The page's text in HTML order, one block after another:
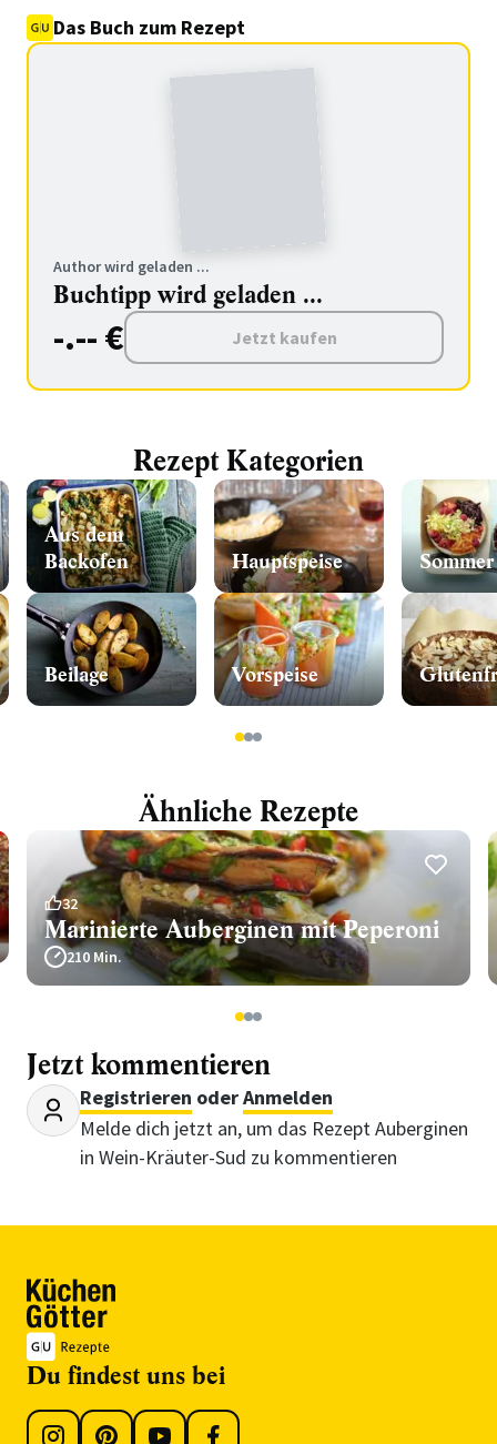
Das Buch zum Rezept
Author wird geladen ...
Buchtipp wird geladen ...
-.-- € Jetzt kaufen
Rezept Kategorien
Aus dem
Backofen
Beilage
Hauptspeise
Vorspeise
Sommer
123
Ähnliche Rezepte
32
Marinierte Auberginen mit Peperoni
210 Min.
123
Jetzt kommentieren
Registrieren oderAnmelden
Melde dich jetzt an, um das Rezept Auberginen
in Wein-Kräuter-Sud zu kommentieren
Du findest uns bei